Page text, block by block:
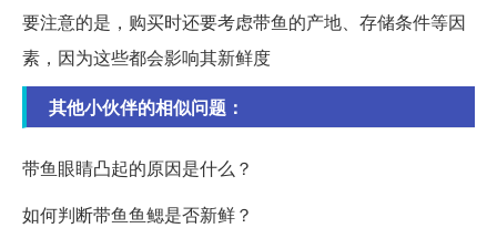
要注意的是，购买时还要考虑带鱼的产地、存储条件等因
素，因为这些都会影响其新鲜度
其他小伙伴的相似问题：
带鱼眼睛凸起的原因是什么？
如何判断带鱼鱼鳃是否新鲜？